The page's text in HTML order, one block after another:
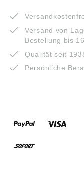
Versand von
Bestellung bis
Qualität seit
Persönliche